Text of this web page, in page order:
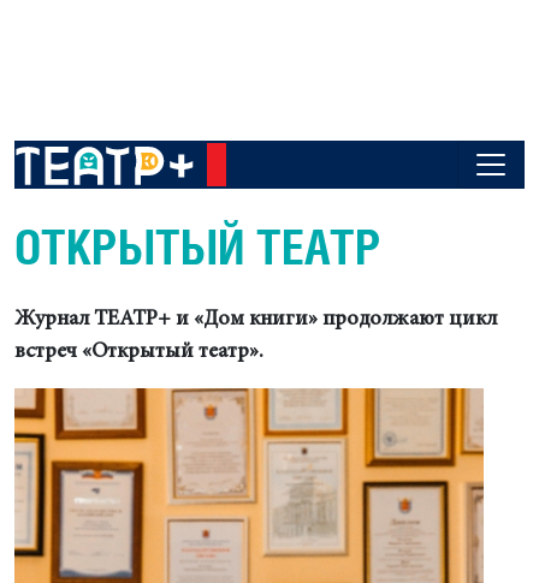
ОТКРЫТЫЙ ТЕАТР
Журнал ТЕАТР+ и «Дом книги» продолжают цикл
встреч «Открытый театр».